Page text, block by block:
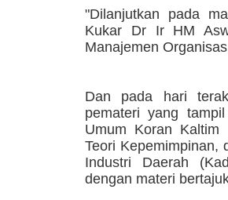
"Dilanjutkan pada
Kukar Dr Ir HM
Manajemen
Dan pada hari
pemateri yang
Umum Koran Kaltim
Teori Kepemimpinan,
Industri Daerah
dengan materi